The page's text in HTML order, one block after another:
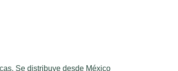
Se distribuye desde México